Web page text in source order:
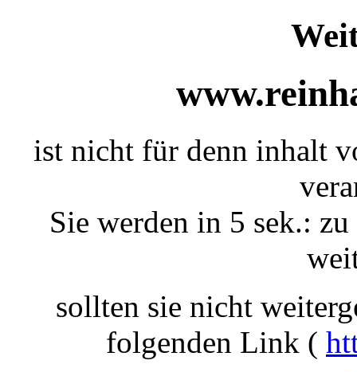
ist nicht für denn inhalt
Sie werden in 5 sek.:
sollten sie nicht
folgenden Link (